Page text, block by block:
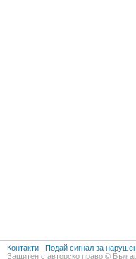
Контакти | Подай сигнал за
Защитен с авторско право ©